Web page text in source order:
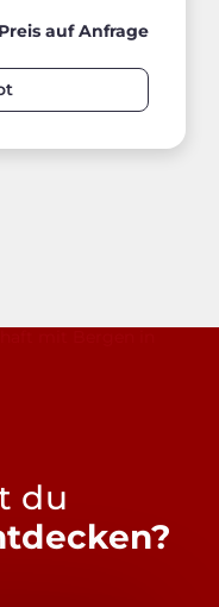
Preis auf Anfrage
du